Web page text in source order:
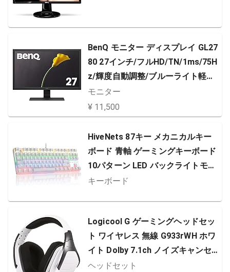
BenQ モニター ディスプレイ GL27
80 27インチ/フルHD/TN/1ms/75H
z/輝度自動調整/ブルーライト軽減/
フリッカーフリー/HDMI/D-sub/DV
I/DP/スピーカー
モニター
¥ 11,500
HiveNets 87キー メカニカルキー
ボード 青軸 ゲーミングキーボード
10パターン LED バックライトモー
ド 有線 Win10/Win 8/Win7/Win7 6
キーボード
Logicool G ゲーミングヘッドセッ
ト ワイヤレス 無線 G933rWH ホワ
イト Dolby 7.1ch ノイズキャンセ
リング マイク 付き PC PS4 Switch
ヘッドセット